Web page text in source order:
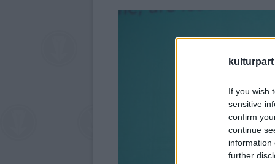
kulturpart
If you wish
sensitive
confirm
continue
information
further